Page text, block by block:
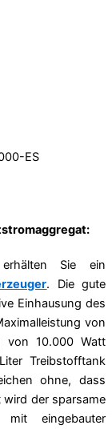
ES
Sie ein
. Die gute
Einhausung des
von
von 10.000 Watt
Treibstofftank
ohne, dass
der sparsame
mit eingebauter